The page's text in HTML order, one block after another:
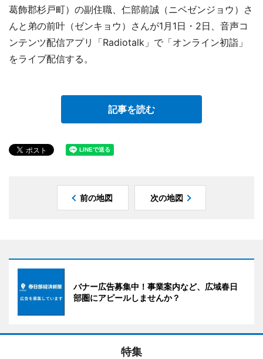
葛飾郡杉戸町）の副住職、仁部前誠（ニベゼンジョウ）さ
んと弟の前叶（ゼンキョウ）さんが1月1日・2日、音声コ
ンテンツ配信アプリ「Radiotalk」で「オンライン初詣」
をライブ配信する。
記事を読む
前の地図 次の地図
バナー広告募集中！事業案内など、広域春日
部圏にアピールしませんか？
特集